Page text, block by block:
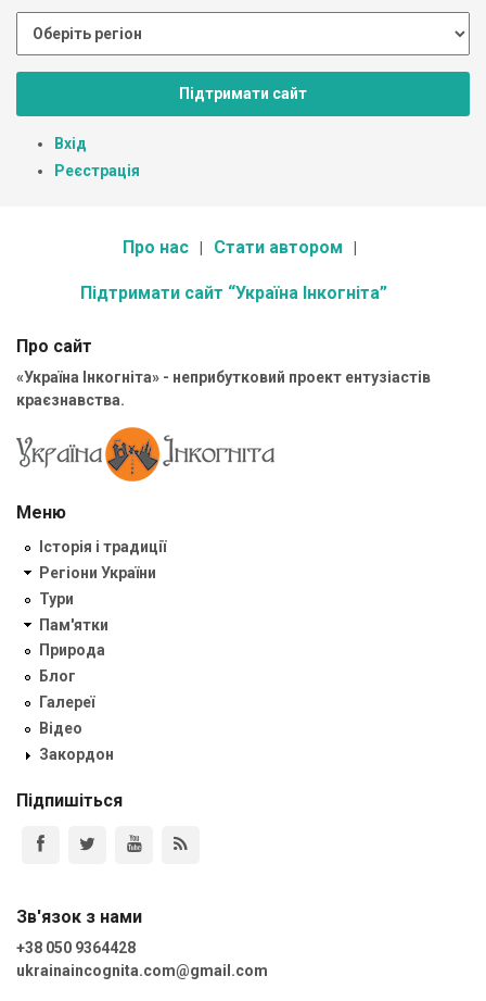
Підтримати сайт
Вхід
Реєстрація
Про нас Стати автором
Підтримати сайт “Україна Інкогніта”
Про сайт
«Україна Інкогніта» - неприбутковий проект ентузіастів
краєзнавства.
Меню
Історія і традиції
Регіони України
Тури
Пам'ятки
Природа
Блог
Галереї
Відео
Закордон
Підпишіться
Зв'язок з нами
+38 050 9364428
ukrainaincognita.com@gmail.com